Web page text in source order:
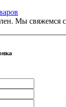
Мы свяжемся